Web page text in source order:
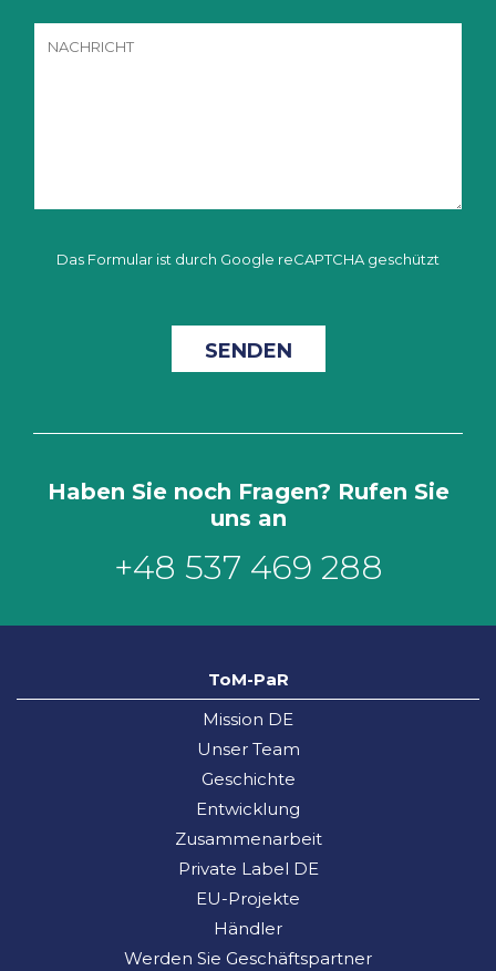
Das Formular ist durch Google reCAPTCHA geschützt
Haben Sie noch Fragen? Rufen Sie
uns an
+48 537 469 288
ToM-PaR
Mission DE
Unser Team
Geschichte
Entwicklung
Zusammenarbeit
Private Label DE
EU-Projekte
Händler
Werden Sie Geschäftspartner